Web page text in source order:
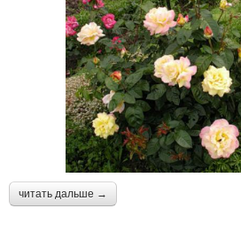
читать дальше →